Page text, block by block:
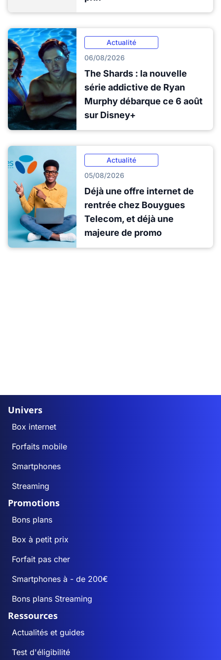
Actualité
06/08/2026
The Shards : la nouvelle
série addictive de Ryan
Murphy débarque ce 6 août
sur Disney+
Actualité
05/08/2026
Déjà une offre internet de
rentrée chez Bouygues
Telecom, et déjà une
majeure de promo
Univers
Box internet
Forfaits mobile
Smartphones
Streaming
Promotions
Bons plans
Box à petit prix
Forfait pas cher
Smartphones à - de 200€
Bons plans Streaming
Ressources
Actualités et guides
Test d'éligibilité